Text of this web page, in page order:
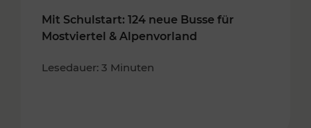
Mit Schulstart: 124 neue Busse für
Mostviertel & Alpenvorland
Lesedauer: 3 Minuten